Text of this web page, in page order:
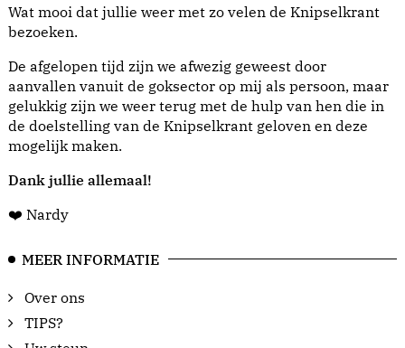
Wat mooi dat jullie weer met zo velen de Knipselkrant
bezoeken.
De afgelopen tijd zijn we afwezig geweest door
aanvallen vanuit de goksector op mij als persoon, maar
gelukkig zijn we weer terug met de hulp van hen die in
de doelstelling van de Knipselkrant geloven en deze
mogelijk maken.
Dank jullie allemaal!
❤️ Nardy
MEER INFORMATIE
Over ons
TIPS?